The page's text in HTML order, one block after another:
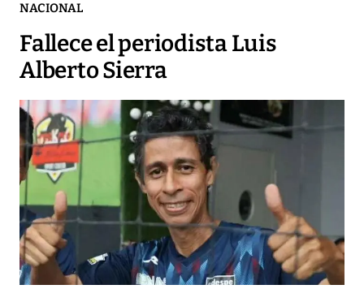
NACIONAL
Fallece el periodista Luis
Alberto Sierra